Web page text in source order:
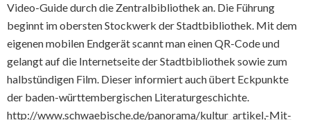
Video-Guide durch die Zentralbibliothek an. Die Führung
beginnt im obersten Stockwerk der Stadtbibliothek. Mit dem
eigenen mobilen Endgerät scannt man einen QR-Code und
gelangt auf die Internetseite der Stadtbibliothek sowie zum
halbstündigen Film. Dieser informiert auch übert Eckpunkte
der baden-württembergischen Literaturgeschichte.
http://www.schwaebische.de/panorama/kultur_artikel,-Mit-